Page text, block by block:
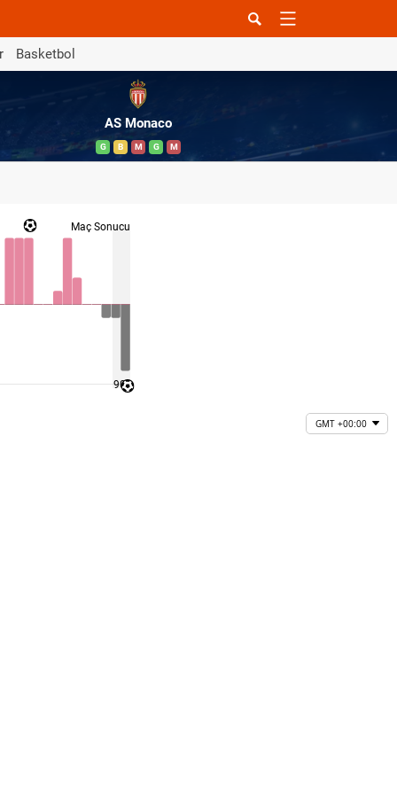
Basketbol
AS Monaco
G B M G M
Maç Sonucu
90 '
GMT +00:00